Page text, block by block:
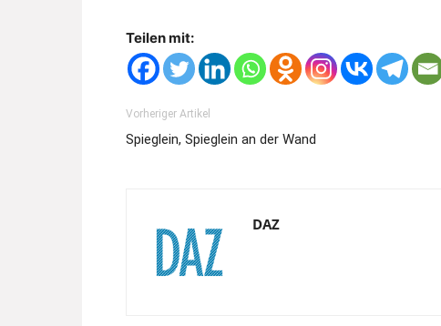
Teilen mit:
Vorheriger Artikel
Spieglein, Spieglein an der Wand
DAZ